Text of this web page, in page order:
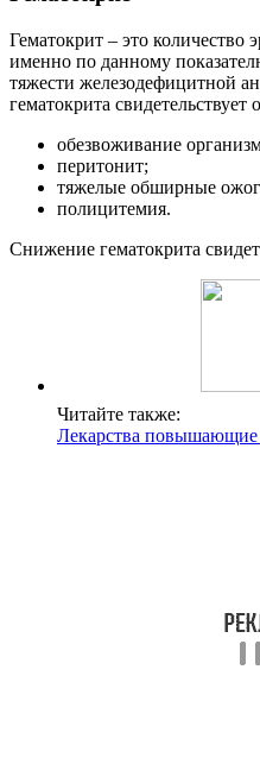
Гематокрит – это количество
именно по данному
тяжести железодефицитной
гематокрита свидетельствует
обезвоживание
перитонит;
тяжелые обширные
полицитемия.
Снижение гематокрита
Читайте также:
Лекарства повышающие